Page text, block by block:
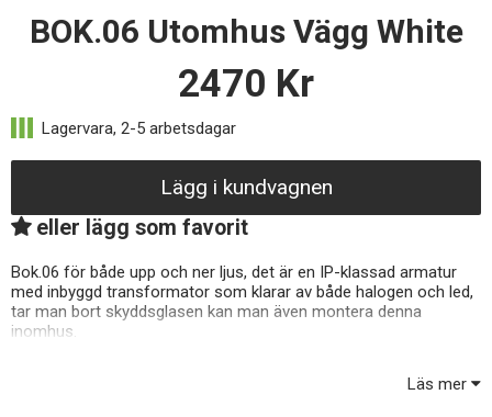
BOK.06 Utomhus Vägg White
2470 Kr
Lägg i kundvagnen
eller lägg som favorit
Bok.06 för både upp och ner ljus, det är en IP-klassad armatur
med inbyggd transformator som klarar av både halogen och led,
tar man bort skyddsglasen kan man även montera denna
inomhus.
Läs mer